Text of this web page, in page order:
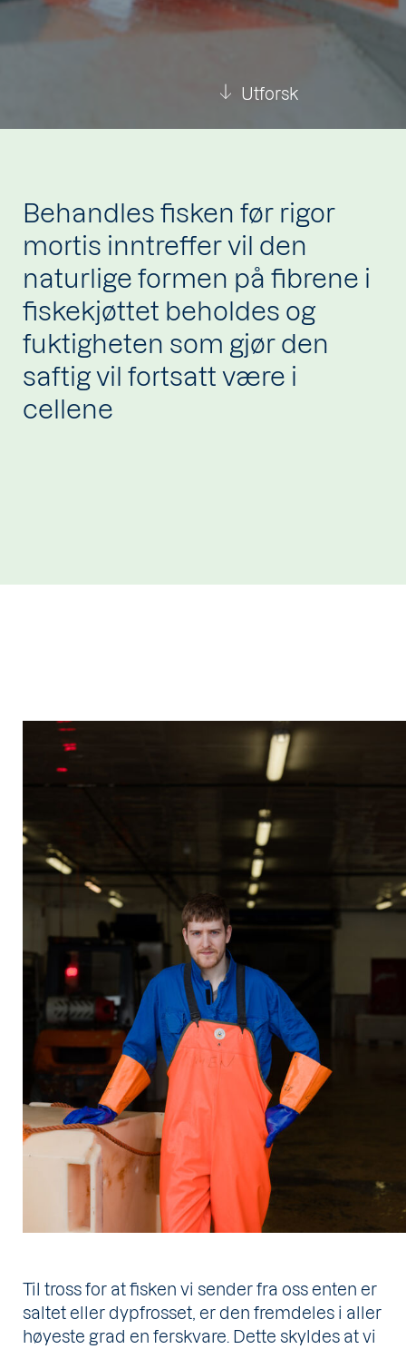
Utforsk
Behandles fisken før rigor
mortis inntreffer vil den
naturlige formen på fibrene i
fiskekjøttet beholdes og
fuktigheten som gjør den
saftig vil fortsatt være i
cellene
Til tross for at fisken vi sender fra oss enten er
saltet eller dypfrosset, er den fremdeles i aller
høyeste grad en ferskvare. Dette skyldes at vi